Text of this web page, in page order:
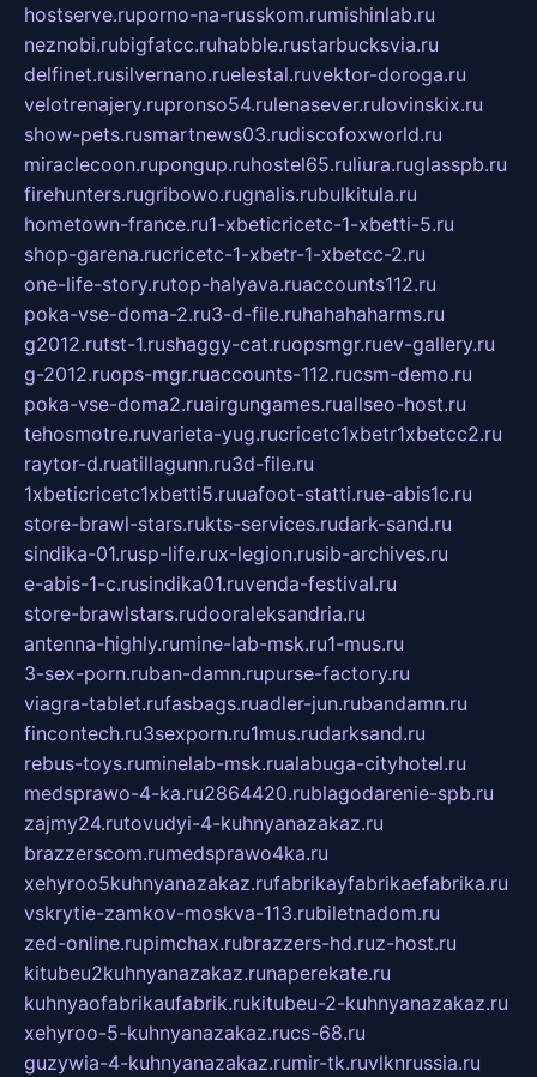
hostserve.ruporno-na-russkom.rumishinlab.ru
neznobi.rubigfatcc.ruhabble.rustarbucksvia.ru
delfinet.rusilvernano.ruelestal.ruvektor-doroga.ru
velotrenajery.rupronso54.rulenasever.rulovinskix.ru
show-pets.rusmartnews03.rudiscofoxworld.ru
miraclecoon.rupongup.ruhostel65.ruliura.ruglasspb.ru
firehunters.rugribowo.rugnalis.rubulkitula.ru
hometown-france.ru1-xbeticricetc-1-xbetti-5.ru
shop-garena.rucricetc-1-xbetr-1-xbetcc-2.ru
one-life-story.rutop-halyava.ruaccounts112.ru
poka-vse-doma-2.ru3-d-file.ruhahahaharms.ru
g2012.rutst-1.rushaggy-cat.ruopsmgr.ruev-gallery.ru
g-2012.ruops-mgr.ruaccounts-112.rucsm-demo.ru
poka-vse-doma2.ruairgungames.ruallseo-host.ru
tehosmotre.ruvarieta-yug.rucricetc1xbetr1xbetcc2.ru
raytor-d.ruatillagunn.ru3d-file.ru
1xbeticricetc1xbetti5.ruuafoot-statti.rue-abis1c.ru
store-brawl-stars.rukts-services.rudark-sand.ru
sindika-01.rusp-life.rux-legion.rusib-archives.ru
e-abis-1-c.rusindika01.ruvenda-festival.ru
store-brawlstars.rudooraleksandria.ru
antenna-highly.rumine-lab-msk.ru1-mus.ru
3-sex-porn.ruban-damn.rupurse-factory.ru
viagra-tablet.rufasbags.ruadler-jun.rubandamn.ru
fincontech.ru3sexporn.ru1mus.rudarksand.ru
rebus-toys.ruminelab-msk.rualabuga-cityhotel.ru
medsprawo-4-ka.ru2864420.rublagodarenie-spb.ru
zajmy24.rutovudyi-4-kuhnyanazakaz.ru
brazzerscom.rumedsprawo4ka.ru
xehyroo5kuhnyanazakaz.rufabrikayfabrikaefabrika.ru
vskrytie-zamkov-moskva-113.rubiletnadom.ru
zed-online.rupimchax.rubrazzers-hd.ruz-host.ru
kitubeu2kuhnyanazakaz.runaperekate.ru
kuhnyaofabrikaufabrik.rukitubeu-2-kuhnyanazakaz.ru
xehyroo-5-kuhnyanazakaz.rucs-68.ru
guzywia-4-kuhnyanazakaz.rumir-tk.ruvlknrussia.ru